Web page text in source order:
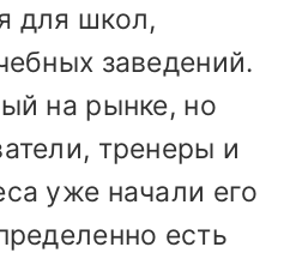
для школ,
заведений.
на рынке, но
тренеры и
уже начали его
есть